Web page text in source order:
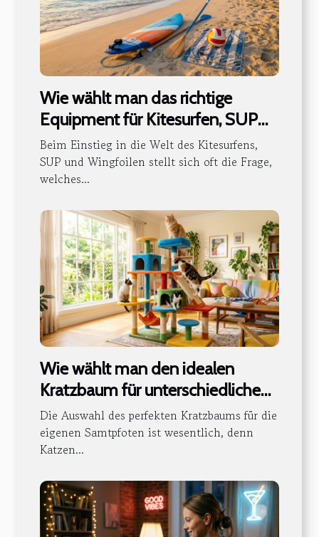
Wie wählt man das richtige
Equipment für Kitesurfen, SUP
und Wingfoilen aus?
Beim Einstieg in die Welt des Kitesurfens,
SUP und Wingfoilen stellt sich oft die Frage,
welches...
Wie wählt man den idealen
Kratzbaum für unterschiedliche
Katzencharaktere?
Die Auswahl des perfekten Kratzbaums für die
eigenen Samtpfoten ist wesentlich, denn
Katzen...